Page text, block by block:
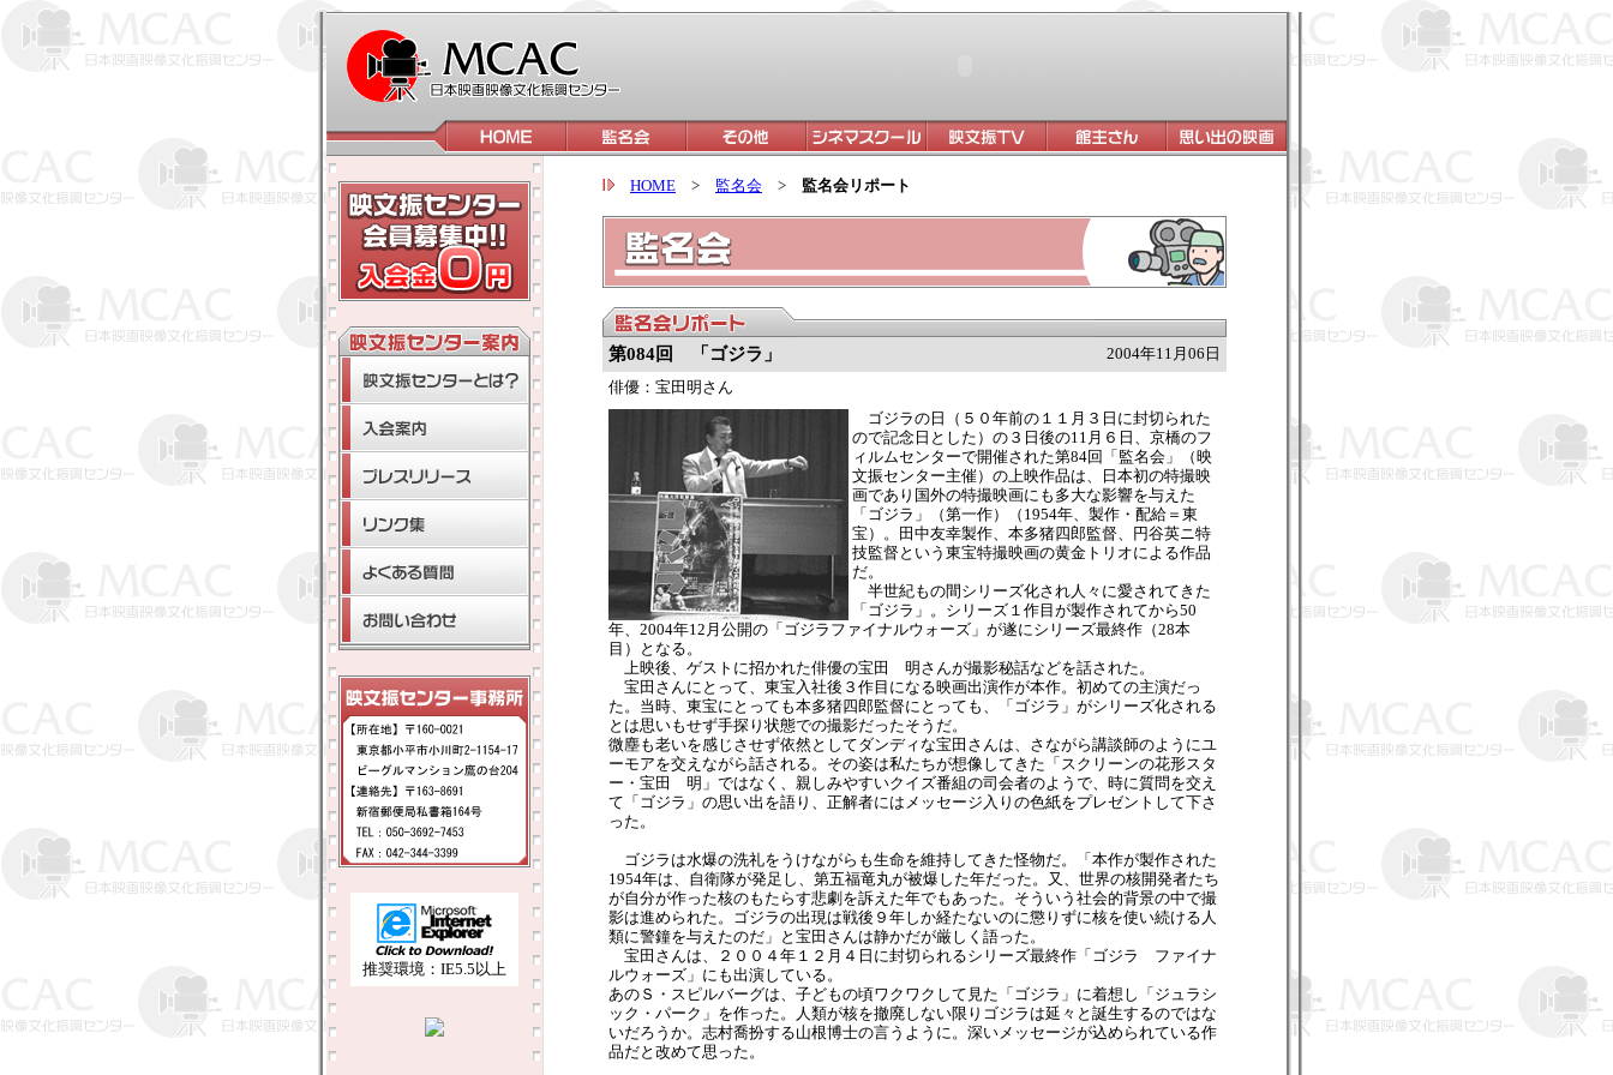
推奨環境：IE5.5以上
HOME > 監名会 > 監名会リポート
2004年11月06日
第084回 「ゴジラ」
俳優：宝田明さん
ゴジラの日（５０年前の１１月３日に封切られた
ので記念日とした）の３日後の11月６日、京橋のフ
ィルムセンターで開催された第84回「監名会」（映
文振センター主催）の上映作品は、日本初の特撮映
画であり国外の特撮映画にも多大な影響を与えた
「ゴジラ」（第一作）（1954年、製作・配給＝東
宝）。田中友幸製作、本多猪四郎監督、円谷英ニ特
技監督という東宝特撮映画の黄金トリオによる作品
だ。
半世紀もの間シリーズ化され人々に愛されてきた
「ゴジラ」。シリーズ１作目が製作されてから50
年、2004年12月公開の「ゴジラファイナルウォーズ」が遂にシリーズ最終作（28本
目）となる。
上映後、ゲストに招かれた俳優の宝田 明さんが撮影秘話などを話された。
宝田さんにとって、東宝入社後３作目になる映画出演作が本作。初めての主演だっ
た。当時、東宝にとっても本多猪四郎監督にとっても、「ゴジラ」がシリーズ化される
とは思いもせず手探り状態での撮影だったそうだ。
微塵も老いを感じさせず依然としてダンディな宝田さんは、さながら講談師のようにユ
ーモアを交えながら話される。その姿は私たちが想像してきた「スクリーンの花形スタ
ー・宝田 明」ではなく、親しみやすいクイズ番組の司会者のようで、時に質問を交え
て「ゴジラ」の思い出を語り、正解者にはメッセージ入りの色紙をプレゼントして下さ
った。
ゴジラは水爆の洗礼をうけながらも生命を維持してきた怪物だ。「本作が製作された
1954年は、自衛隊が発足し、第五福竜丸が被爆した年だった。又、世界の核開発者たち
が自分が作った核のもたらす悲劇を訴えた年でもあった。そういう社会的背景の中で撮
影は進められた。ゴジラの出現は戦後９年しか経たないのに懲りずに核を使い続ける人
類に警鐘を与えたのだ」と宝田さんは静かだが厳しく語った。
宝田さんは、２００４年１２月４日に封切られるシリーズ最終作「ゴジラ ファイナ
ルウォーズ」にも出演している。
あのＳ・スピルバーグは、子どもの頃ワクワクして見た「ゴジラ」に着想し「ジュラシ
ック・パーク」を作った。人類が核を撤廃しない限りゴジラは延々と誕生するのではな
いだろうか。志村喬扮する山根博士の言うように。深いメッセージが込められている作
品だと改めて思った。